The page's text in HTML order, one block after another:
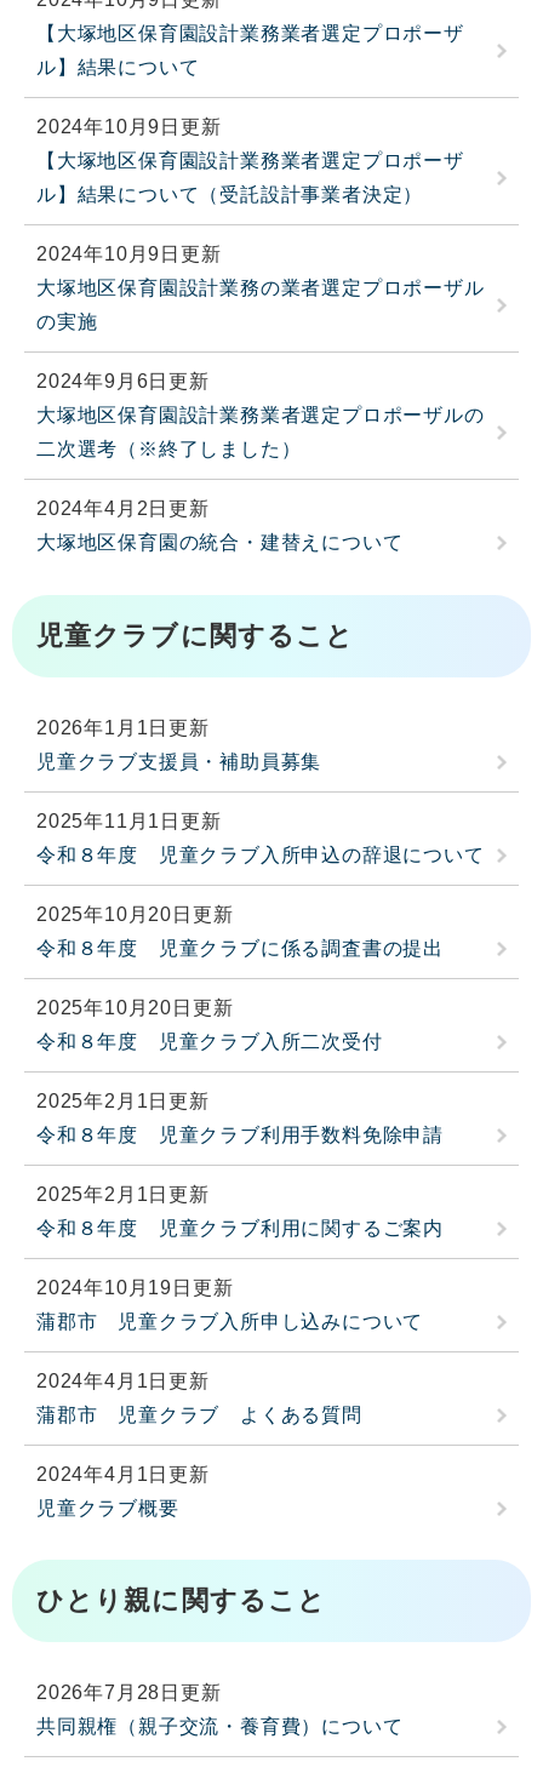
【大塚地区保育園設計業務業者選定プロポーザ
ル】結果について
2024年10月9日更新
【大塚地区保育園設計業務業者選定プロポーザ
ル】結果について（受託設計事業者決定）
2024年10月9日更新
大塚地区保育園設計業務の業者選定プロポーザル
の実施
2024年9月6日更新
大塚地区保育園設計業務業者選定プロポーザルの
二次選考（※終了しました）
2024年4月2日更新
大塚地区保育園の統合・建替えについて
児童クラブに関すること
2026年1月1日更新
児童クラブ支援員・補助員募集
2025年11月1日更新
令和８年度 児童クラブ入所申込の辞退について
2025年10月20日更新
令和８年度 児童クラブに係る調査書の提出
2025年10月20日更新
令和８年度 児童クラブ入所二次受付
2025年2月1日更新
令和８年度 児童クラブ利用手数料免除申請
2025年2月1日更新
令和８年度 児童クラブ利用に関するご案内
2024年10月19日更新
蒲郡市 児童クラブ入所申し込みについて
2024年4月1日更新
蒲郡市 児童クラブ よくある質問
2024年4月1日更新
児童クラブ概要
ひとり親に関すること
2026年7月28日更新
共同親権（親子交流・養育費）について